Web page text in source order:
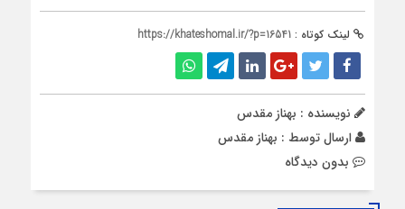
لینک کوتاه : https://khateshomal.ir/?p=16541
نویسنده : بهناز مقدس
ارسال توسط : بهناز مقدس
بدون دیدگاه